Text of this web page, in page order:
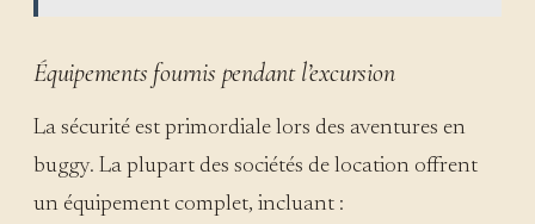
Équipements fournis pendant l’excursion
La sécurité est primordiale lors des aventures en
buggy. La plupart des sociétés de location offrent
un équipement complet, incluant :